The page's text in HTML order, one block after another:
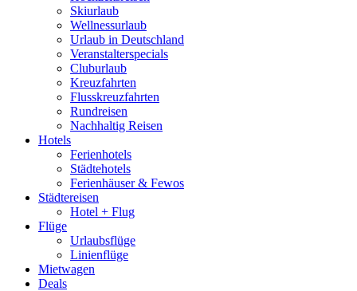
Skiurlaub
Wellnessurlaub
Urlaub in Deutschland
Veranstalterspecials
Cluburlaub
Kreuzfahrten
Flusskreuzfahrten
Rundreisen
Nachhaltig Reisen
Hotels
Ferienhotels
Städtehotels
Ferienhäuser & Fewos
Städtereisen
Hotel + Flug
Flüge
Urlaubsflüge
Linienflüge
Mietwagen
Deals